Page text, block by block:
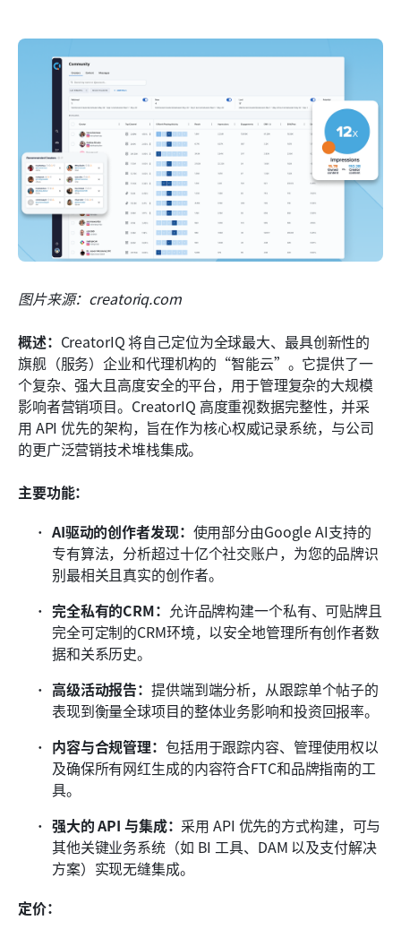
图片来源：creatoriq.com
概述： CreatorIQ 将自己定位为全球最大、最具创新性的
旗舰（服务）企业和代理机构的“智能云”。它提供了一
个复杂、强大且高度安全的平台，用于管理复杂的大规模
影响者营销项目。CreatorIQ 高度重视数据完整性，并采
用 API 优先的架构，旨在作为核心权威记录系统，与公司
的更广泛营销技术堆栈集成。
主要功能：
AI驱动的创作者发现： 使用部分由Google AI支持的
专有算法，分析超过十亿个社交账户，为您的品牌识
别最相关且真实的创作者。
完全私有的CRM： 允许品牌构建一个私有、可贴牌且
完全可定制的CRM环境，以安全地管理所有创作者数
据和关系历史。
高级活动报告：提供端到端分析，从跟踪单个帖子的
表现到衡量全球项目的整体业务影响和投资回报率。
内容与合规管理： 包括用于跟踪内容、管理使用权以
及确保所有网红生成的内容符合FTC和品牌指南的工
具。
强大的 API 与集成： 采用 API 优先的方式构建，可与
其他关键业务系统（如 BI 工具、DAM 以及支付解决
方案）实现无缝集成。
定价：